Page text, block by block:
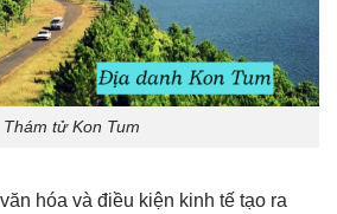
Thám tử Kon Tum
hóa và điều kiện kinh tế tạo ra